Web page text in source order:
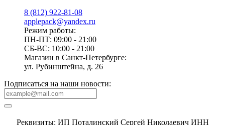
8 (812) 922-81-08
applepack@yandex.ru
Режим работы:
ПН-ПТ: 09:00 - 21:00
СБ-ВС: 10:00 - 21:00
Магазин в Санкт-Петербурге:
ул. Рубинштейна, д. 26
Подписаться на наши новости:
Реквизиты: ИП Поталинский Сергей Николаевич ИНН